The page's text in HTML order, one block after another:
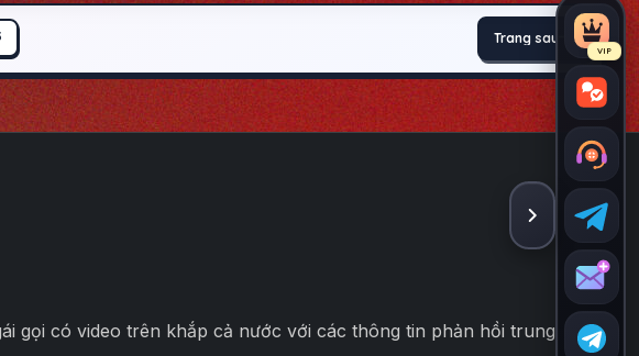
Trang sau
gọi có video trên khắp cả nước với các thông tin phản hồi trung
ẨN
VIP